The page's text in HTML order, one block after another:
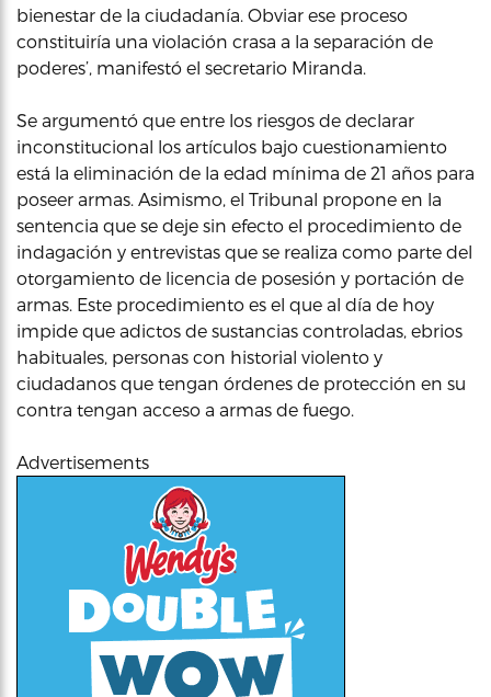
bienestar de la ciudadanía. Obviar ese proceso
constituiría una violación crasa a la separación de
poderes’, manifestó el secretario Miranda.
Se argumentó que entre los riesgos de declarar
inconstitucional los artículos bajo cuestionamiento
está la eliminación de la edad mínima de 21 años para
poseer armas. Asimismo, el Tribunal propone en la
sentencia que se deje sin efecto el procedimiento de
indagación y entrevistas que se realiza como parte del
otorgamiento de licencia de posesión y portación de
armas. Este procedimiento es el que al día de hoy
impide que adictos de sustancias controladas, ebrios
habituales, personas con historial violento y
ciudadanos que tengan órdenes de protección en su
contra tengan acceso a armas de fuego.
Advertisements